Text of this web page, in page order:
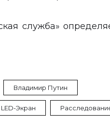
служба»
Владимир Путин
LED-Экран